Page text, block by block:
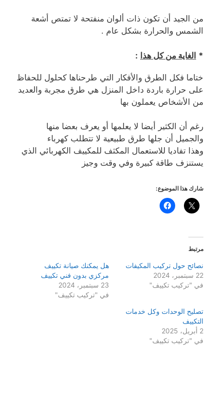
من الجيد أن تكون ذات ألوان منفتحة لا تمتص أشعة
الشمس والحرارة بشكل عام .
* الغاية من كل هذا :
ختاما فكل الطرق والأفكار التي طرحناها كحلول للحفاظ
على حرارة باردة داخل المنزل هي طرق مجربة والعديد
من الأشخاص يعملون بها
رغم أن الكثير أيضا لا يعلمها أو يعرف بعضا منها
والجميل أن جلها طرق طبيعية لا تتطلب كهرباء
وهذا تفاديا للاستعمال المكثف للمكييف الكهربائي الذي
يستنزف طاقة كبيرة وفي وقت وجيز
شارك هذا الموضوع:
مرتبط
نصائح حول تركيب المكيفات
22 سبتمبر، 2024
في "تركيب تكييف"
هل يمكنك صيانة تكييف
مركزي بدون فني تكييف
23 سبتمبر، 2024
في "تركيب تكييف"
تصليح الوحدات وكل خدمات
التكييف
2 أبريل، 2025
في "تركيب تكييف"